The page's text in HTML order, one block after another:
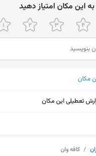
ﺑﻪ اﯾﻦ ﻣﮑﺎن اﻣﺘﯿﺎز دﻫﯿﺪ
مکان
تعطیلی این مکان
/ کافه وان